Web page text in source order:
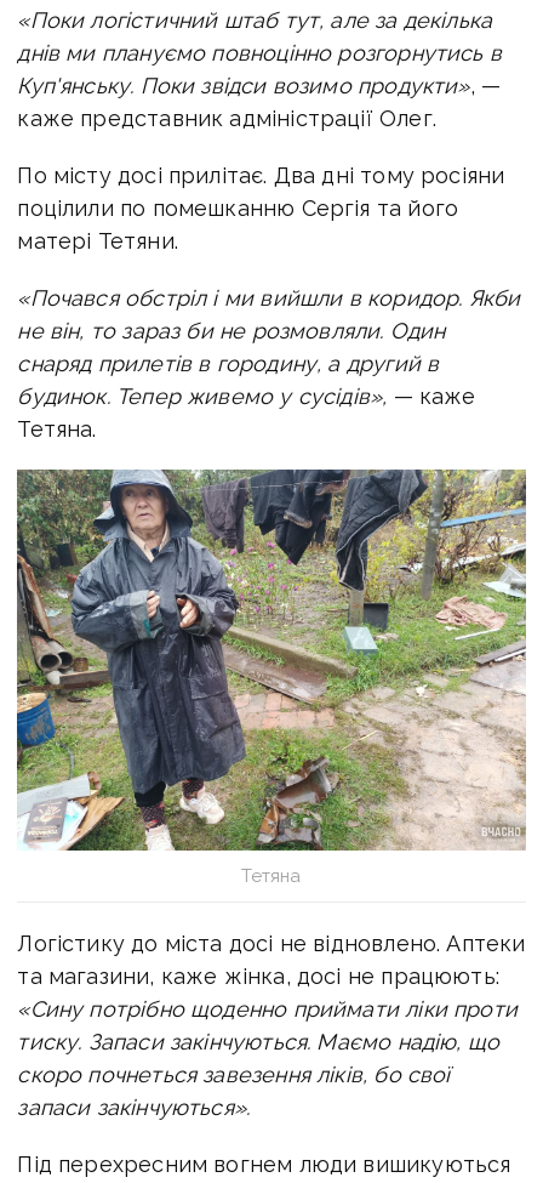
«Поки логістичний штаб тут, але за декілька
днів ми плануємо повноцінно розгорнутись в
Куп'янську. Поки звідси возимо продукти», —
каже представник адміністрації Олег.
По місту досі прилітає. Два дні тому росіяни
поцілили по помешканню Сергія та його
матері Тетяни.
«Почався обстріл і ми вийшли в коридор. Якби
не він, то зараз би не розмовляли. Один
снаряд прилетів в городину, а другий в
будинок. Тепер живемо у сусідів», — каже
Тетяна.
Тетяна
Логістику до міста досі не відновлено. Аптеки
та магазини, каже жінка, досі не працюють:
«Сину потрібно щоденно приймати ліки проти
тиску. Запаси закінчуються. Маємо надію, що
скоро почнеться завезення ліків, бо свої
запаси закінчуються».
Під перехресним вогнем люди вишикуються